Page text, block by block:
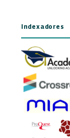
Indexadores